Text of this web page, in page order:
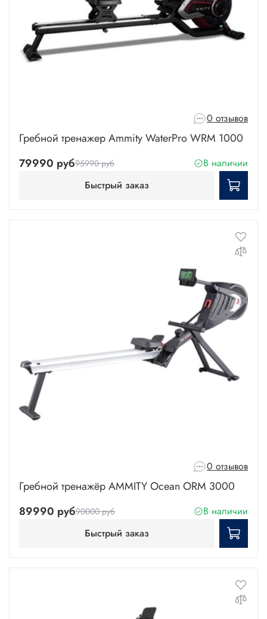
0 отзывов
Гребной тренажер Ammity WaterPro WRM 1000
79990 руб95990 руб
В наличии
Быстрый заказ
0 отзывов
Гребной тренажёр AMMITY Ocean ORM 3000
89990 руб90000 руб
В наличии
Быстрый заказ